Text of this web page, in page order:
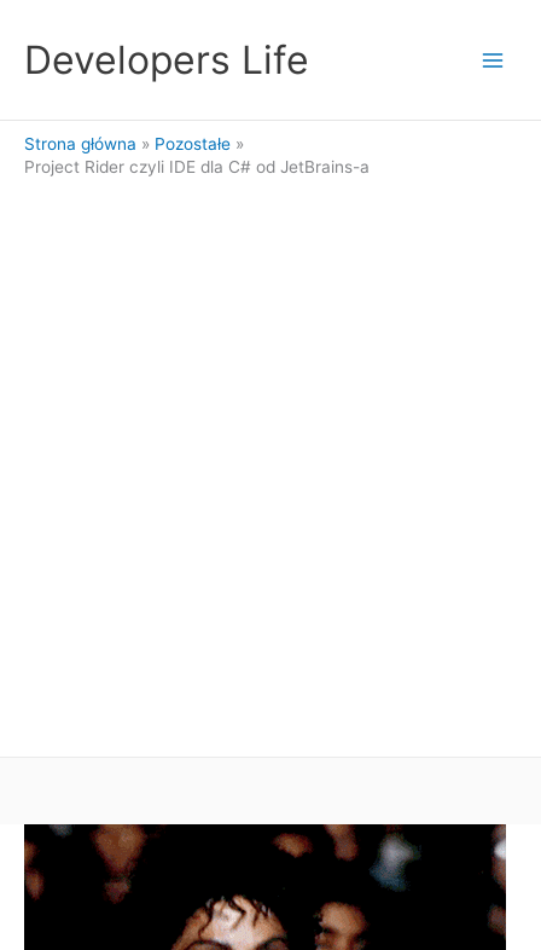
treściDevelopers Life
Strona główna
Pozostałe
Project Rider czyli IDE dla C# od JetBrains-a